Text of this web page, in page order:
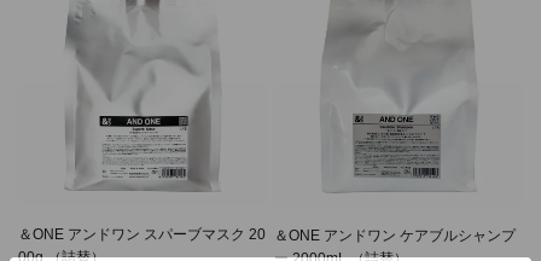
＆ONE アンドワン スパーブマスク 20
00g （詰替）
＆ONE アンドワン ケアブルシャンプ